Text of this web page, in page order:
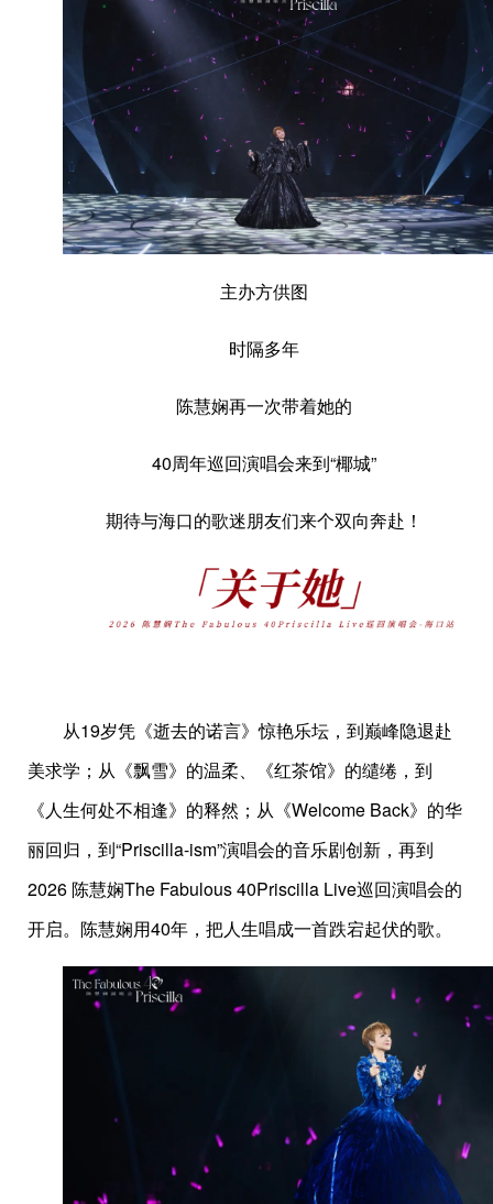
主办方供图
时隔多年
陈慧娴再一次带着她的
40周年巡回演唱会来到“椰城”
期待与海口的歌迷朋友们来个双向奔赴！
从19岁凭《逝去的诺言》惊艳乐坛，到巅峰隐退赴
美求学；从《飘雪》的温柔、《红茶馆》的缱绻，到
《人生何处不相逢》的释然；从《Welcome Back》的华
丽回归，到“Priscilla-ism”演唱会的音乐剧创新，再到
2026 陈慧娴The Fabulous 40Priscilla Live巡回演唱会的
开启。陈慧娴用40年，把人生唱成一首跌宕起伏的歌。